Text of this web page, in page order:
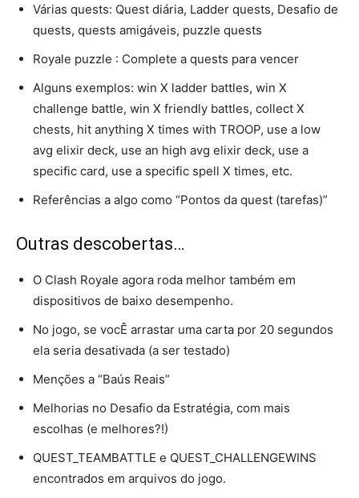
Várias quests: Quest diária, Ladder quests, Desafio de
quests, quests amigáveis, puzzle quests
Royale puzzle : Complete a quests para vencer
Alguns exemplos: win X ladder battles, win X
challenge battle, win X friendly battles, collect X
chests, hit anything X times with TROOP, use a low
avg elixir deck, use an high avg elixir deck, use a
specific card, use a specific spell X times, etc.
Referências a algo como “Pontos da quest (tarefas)”
Outras descobertas…
O Clash Royale agora roda melhor também em
dispositivos de baixo desempenho.
No jogo, se vocÊ arrastar uma carta por 20 segundos
ela seria desativada (a ser testado)
Menções a “Baús Reais”
Melhorias no Desafio da Estratégia, com mais
escolhas (e melhores?!)
QUEST_TEAMBATTLE e QUEST_CHALLENGEWINS
encontrados em arquivos do jogo.